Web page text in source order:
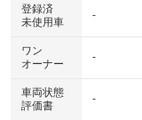
登録済
未使用車
-
ワン
オーナー
-
車両状態
評価書
-